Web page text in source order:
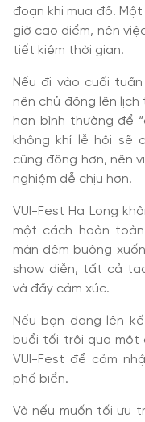
đoạn khi mua đồ.
giờ cao điểm, nên
tiết kiệm thời gian.
Nếu đi vào cuối
nên chủ động lên
hơn bình thường để
không khí lễ hội sẽ
cũng đông hơn, nên
nghiệm dễ chịu hơn.
VUI-Fest Ha Long
một cách hoàn
màn đêm buông
show diễn, tất cả
và đầy cảm xúc.
Nếu bạn đang lên
buổi tối trôi qua một
VUI-Fest để cảm
phố biển.
Và nếu muốn tối ưu